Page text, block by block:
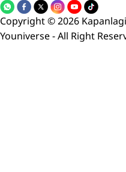
Copyright © 2026
Youniverse - All Right